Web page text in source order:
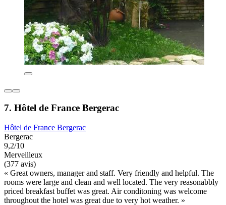
7. Hôtel de France Bergerac
Hôtel de France Bergerac
Bergerac
9,2/10
Merveilleux
(377 avis)
« Great owners, manager and staff. Very friendly and helpful. The
rooms were large and clean and well located. The very reasonabbly
priced breakfast buffet was great. Air conditoning was welcome
throughout the hotel was great due to very hot weather. »